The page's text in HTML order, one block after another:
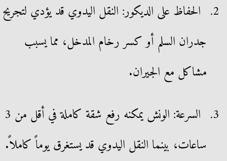
الحفاظ على الديكور: النقل اليدوي قد يؤدي لتجريح
جدران السلم أو كسر رخام المدخل، مما يسبب
مشاكل مع الجيران.
السرعة: الونش يمكنه رفع شقة كاملة في أقل من 3
ساعات، بينما النقل اليدوي قد يستغرق يوماً كاملاً.